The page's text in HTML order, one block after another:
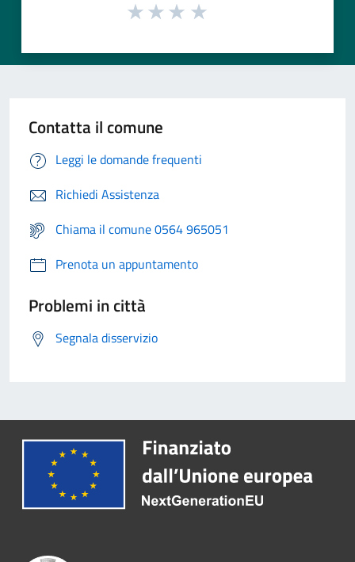
Contatta il comune
Leggi le domande frequenti
Richiedi Assistenza
Chiama il comune 0564 965051
Prenota un appuntamento
Problemi in città
Segnala disservizio